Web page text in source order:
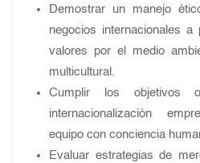
Demostrar un manejo
negocios internacionales
valores por el medio
multicultural.
Cumplir los objetivos
internacionalización
equipo con conciencia
Evaluar estrategias de